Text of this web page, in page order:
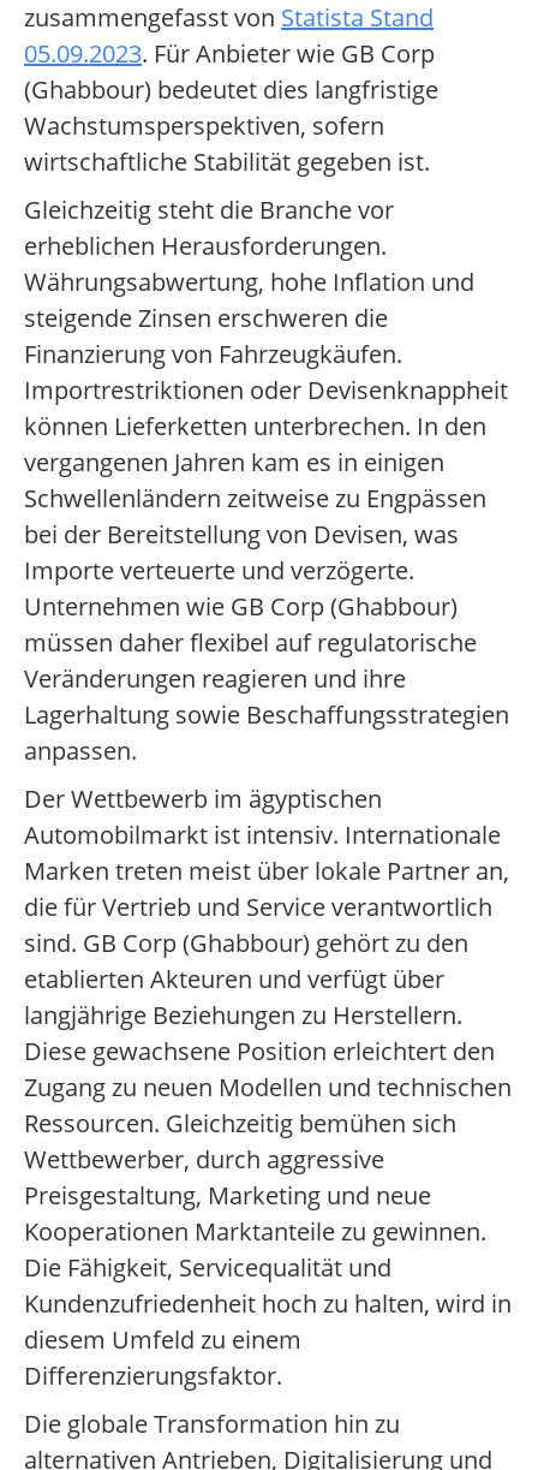
zusammengefasst von Statista Stand
05.09.2023. Für Anbieter wie GB Corp
(Ghabbour) bedeutet dies langfristige
Wachstumsperspektiven, sofern
wirtschaftliche Stabilität gegeben ist.
Gleichzeitig steht die Branche vor
erheblichen Herausforderungen.
Währungsabwertung, hohe Inflation und
steigende Zinsen erschweren die
Finanzierung von Fahrzeugkäufen.
Importrestriktionen oder Devisenknappheit
können Lieferketten unterbrechen. In den
vergangenen Jahren kam es in einigen
Schwellenländern zeitweise zu Engpässen
bei der Bereitstellung von Devisen, was
Importe verteuerte und verzögerte.
Unternehmen wie GB Corp (Ghabbour)
müssen daher flexibel auf regulatorische
Veränderungen reagieren und ihre
Lagerhaltung sowie Beschaffungsstrategien
anpassen.
Der Wettbewerb im ägyptischen
Automobilmarkt ist intensiv. Internationale
Marken treten meist über lokale Partner an,
die für Vertrieb und Service verantwortlich
sind. GB Corp (Ghabbour) gehört zu den
etablierten Akteuren und verfügt über
langjährige Beziehungen zu Herstellern.
Diese gewachsene Position erleichtert den
Zugang zu neuen Modellen und technischen
Ressourcen. Gleichzeitig bemühen sich
Wettbewerber, durch aggressive
Preisgestaltung, Marketing und neue
Kooperationen Marktanteile zu gewinnen.
Die Fähigkeit, Servicequalität und
Kundenzufriedenheit hoch zu halten, wird in
diesem Umfeld zu einem
Differenzierungsfaktor.
Die globale Transformation hin zu
alternativen Antrieben, Digitalisierung und